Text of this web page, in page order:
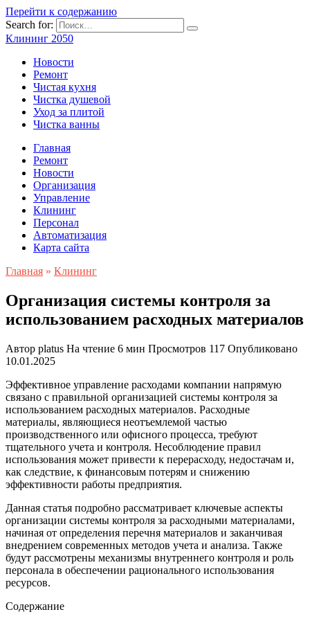
Перейти к содержанию
Search for:
Клининг 2050
Новости
Ремонт
Чистая кухня
Чистка душевой
Уход за плитой
Чистка ванны
Главная
Ремонт
Новости
Организация
Управление
Клининг
Персонал
Автоматизация
Карта сайта
Главная » Клининг
Организация системы контроля за
использованием расходных материалов
Автор platus На чтение 6 мин Просмотров 117 Опубликовано
10.01.2025
Эффективное управление расходами компании напрямую
связано с правильной организацией системы контроля за
использованием расходных материалов. Расходные
материалы, являющиеся неотъемлемой частью
производственного или офисного процесса, требуют
тщательного учета и контроля. Несоблюдение правил
использования может привести к перерасходу, недостачам и,
как следствие, к финансовым потерям и снижению
эффективности работы предприятия.
Данная статья подробно рассматривает ключевые аспекты
организации системы контроля за расходными материалами,
начиная от определения перечня материалов и заканчивая
внедрением современных методов учета и анализа. Также
будут рассмотрены механизмы внутреннего контроля и роль
персонала в обеспечении рационального использования
ресурсов.
Содержание